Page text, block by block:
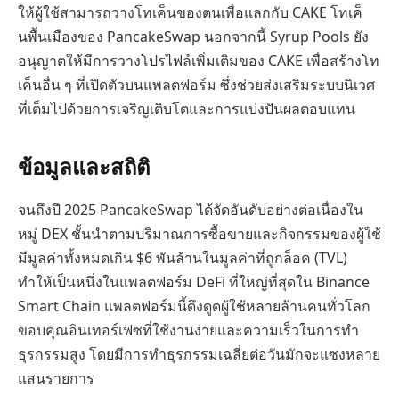
ให้ผู้ใช้สามารถวางโทเค็นของตนเพื่อแลกกับ CAKE โทเค็
นพื้นเมืองของ PancakeSwap นอกจากนี้ Syrup Pools ยัง
อนุญาตให้มีการวางโปรไฟล์เพิ่มเติมของ CAKE เพื่อสร้างโท
เค็นอื่น ๆ ที่เปิดตัวบนแพลตฟอร์ม ซึ่งช่วยส่งเสริมระบบนิเวศ
ที่เต็มไปด้วยการเจริญเติบโตและการแบ่งปันผลตอบแทน
ข้อมูลและสถิติ
จนถึงปี 2025 PancakeSwap ได้จัดอันดับอย่างต่อเนื่องใน
หมู่ DEX ชั้นนำตามปริมาณการซื้อขายและกิจกรรมของผู้ใช้
มีมูลค่าทั้งหมดเกิน $6 พันล้านในมูลค่าที่ถูกล็อค (TVL)
ทำให้เป็นหนึ่งในแพลตฟอร์ม DeFi ที่ใหญ่ที่สุดใน Binance
Smart Chain แพลตฟอร์มนี้ดึงดูดผู้ใช้หลายล้านคนทั่วโลก
ขอบคุณอินเทอร์เฟซที่ใช้งานง่ายและความเร็วในการทำ
ธุรกรรมสูง โดยมีการทำธุรกรรมเฉลี่ยต่อวันมักจะแซงหลาย
แสนรายการ